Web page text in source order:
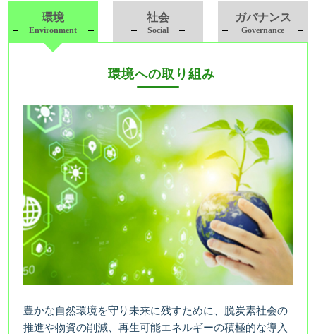
環境
Environment
社会
Social
ガバナンス
Governance
環境への取り組み
豊かな自然環境を守り未来に残すために、脱炭素社会の
推進や物資の削減、再生可能エネルギーの積極的な導入